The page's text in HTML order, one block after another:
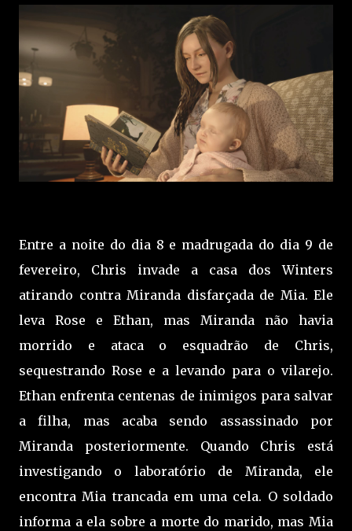
Entre a noite do dia 8 e madrugada do dia 9 de
fevereiro, Chris invade a casa dos Winters
atirando contra Miranda disfarçada de Mia. Ele
leva Rose e Ethan, mas Miranda não havia
morrido e ataca o esquadrão de Chris,
sequestrando Rose e a levando para o vilarejo.
Ethan enfrenta centenas de inimigos para salvar
a filha, mas acaba sendo assassinado por
Miranda posteriormente. Quando Chris está
investigando o laboratório de Miranda, ele
encontra Mia trancada em uma cela. O soldado
informa a ela sobre a morte do marido, mas Mia